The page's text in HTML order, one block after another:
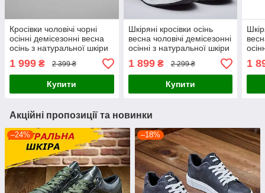
Кросівки чоловічі чорні
осінні демісезонні весна
осінь з натуральної шкіри
1 999 ₴ 2 399 ₴
Купити
Шкіряні кросівки осінь
весна чоловічі демісезонні
осінні з натуральної шкіри
чорні
1 899₴ 2 299 ₴
Купити
сині
1
Акційні пропозиції та новинки
–24% –18%